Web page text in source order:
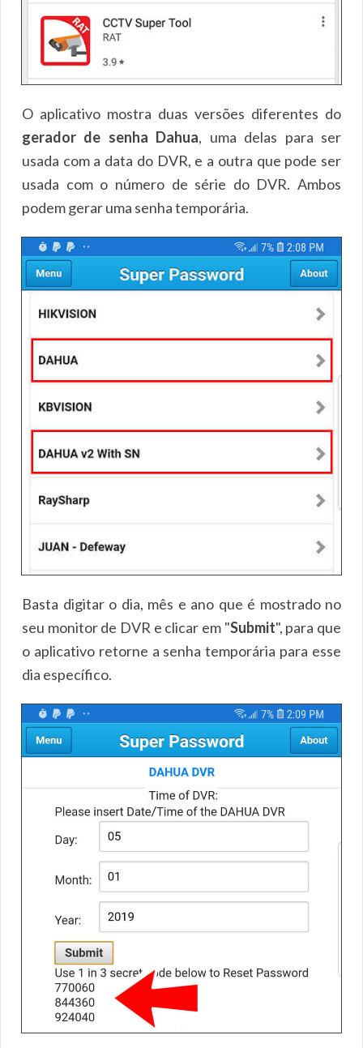
O aplicativo mostra duas versões diferentes do
gerador de senha Dahua, uma delas para ser
usada com a data do DVR, e a outra que pode ser
usada com o número de série do DVR. Ambos
podem gerar uma senha temporária.
Basta digitar o dia, mês e ano que é mostrado no
seu monitor de DVR e clicar em "Submit", para que
o aplicativo retorne a senha temporária para esse
dia específico.